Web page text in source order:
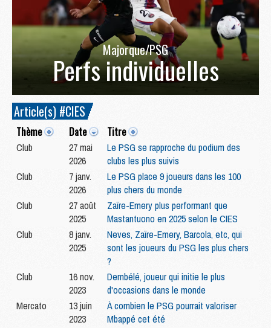
Majorque/PSG
Perfs individuelles
Article(s) #CIES
Thème Date Titre
Club
27 mai
2026
Le PSG se rapproche du podium des
clubs les plus suivis
Club
7 janv.
2026
Le PSG place 9 joueurs dans les 100
plus chers du monde
Club
27 août
2025
Zaïre-Emery plus performant que
Mastantuono en 2025 selon le CIES
Club
8 janv.
2025
Neves, Zaïre-Emery, Barcola, etc, qui
sont les joueurs du PSG les plus chers
?
Club
16 nov.
2023
Dembélé, joueur qui initie le plus
d'occasions dans le monde
Mercato
13 juin
2023
À combien le PSG pourrait valoriser
Mbappé cet été